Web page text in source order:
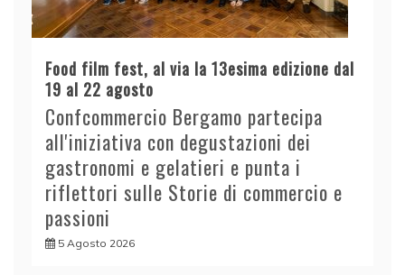
Food film fest, al via la 13esima edizione dal
19 al 22 agosto
Confcommercio Bergamo partecipa
all'iniziativa con degustazioni dei
gastronomi e gelatieri e punta i
riflettori sulle Storie di commercio e
passioni
5 Agosto 2026